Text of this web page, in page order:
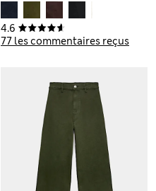
4.6
77 les commentaires reçus